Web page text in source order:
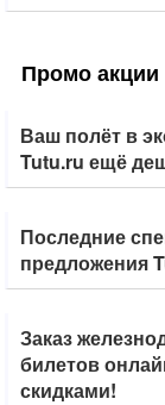
Промо акции
Ваш полёт в
Tutu.ru ещё
Последние
предложения
Заказ
билетов
скидками!